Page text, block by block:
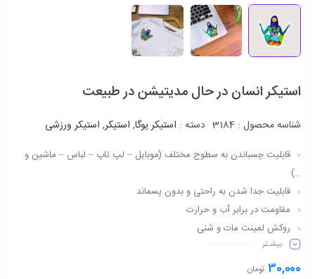
استیکر انسان در حال مدیتیشن در طبیعت
شناسه محصول : 3184 دسته : استیکر یوگا, استیکر, استیکر ورزشی
قابلیت چسباندن به سطوح مختلف (موبایل – لپ تاپ – لباس – ماشین و
…)
قابلیت جدا شدن به راحتی و بدون پسماند
مقاومت در برابر آب و حرارت
روکش لمینت مات و شنی
دارای شفافیت مناسب
ماندگاری طولانی مدت
بیشـتر
30,000 تومان